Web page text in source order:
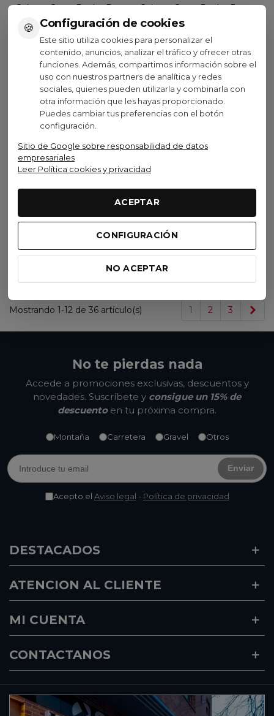
🍪 Configuración de cookies
Este sitio utiliza cookies para personalizar el
contenido, anuncios, analizar el tráfico y ofrecer otras
funciones. Además, compartimos información sobre el
uso con nuestros partners de analítica y redes
sociales, quienes pueden utilizarla y combinarla con
otra información que les hayas proporcionado.
Puedes cambiar tus preferencias con el botón
configuración.
Sitio de Google sobre responsabilidad de datos
empresariales
Leer Política cookies y privacidad
ACEPTAR
CONFIGURACIÓN
NO ACEPTAR
Culotte Corto Rapha Pro
Team Training II Hombre
Negro
170,00 € (IVA inc.)
200,00 € -15%
Ver opciones
Culotte Corto Rapha Pro
Team Training II Mujer
170,00 € (IVA inc.)
200,00 € -15%
Ver opciones
Rapha
Culotte Corto Rapha
Hombre Gris
(IVA inc.)
170,00 € -15%
Rapha
Culotte Corto Rapha
Brevet Element Cargo
Mujer Gris
144,50 €
170,00 € -15%
Mostrando 1-12 de 36 artículo(s) 1 2 3
No te pierdas nada
Accede a promociones exclusivas, descuentos y
novedades. Suscríbete y consigue un 15% de
descuentoen tu próxima compra.
Montaña Carretera Gravel Otros
Enviar
Acepto el Aviso legal - Política de privacidad
DESTACADOS
ATENCION AL CLIENTE
MI CUENTA
CONTACTANOS